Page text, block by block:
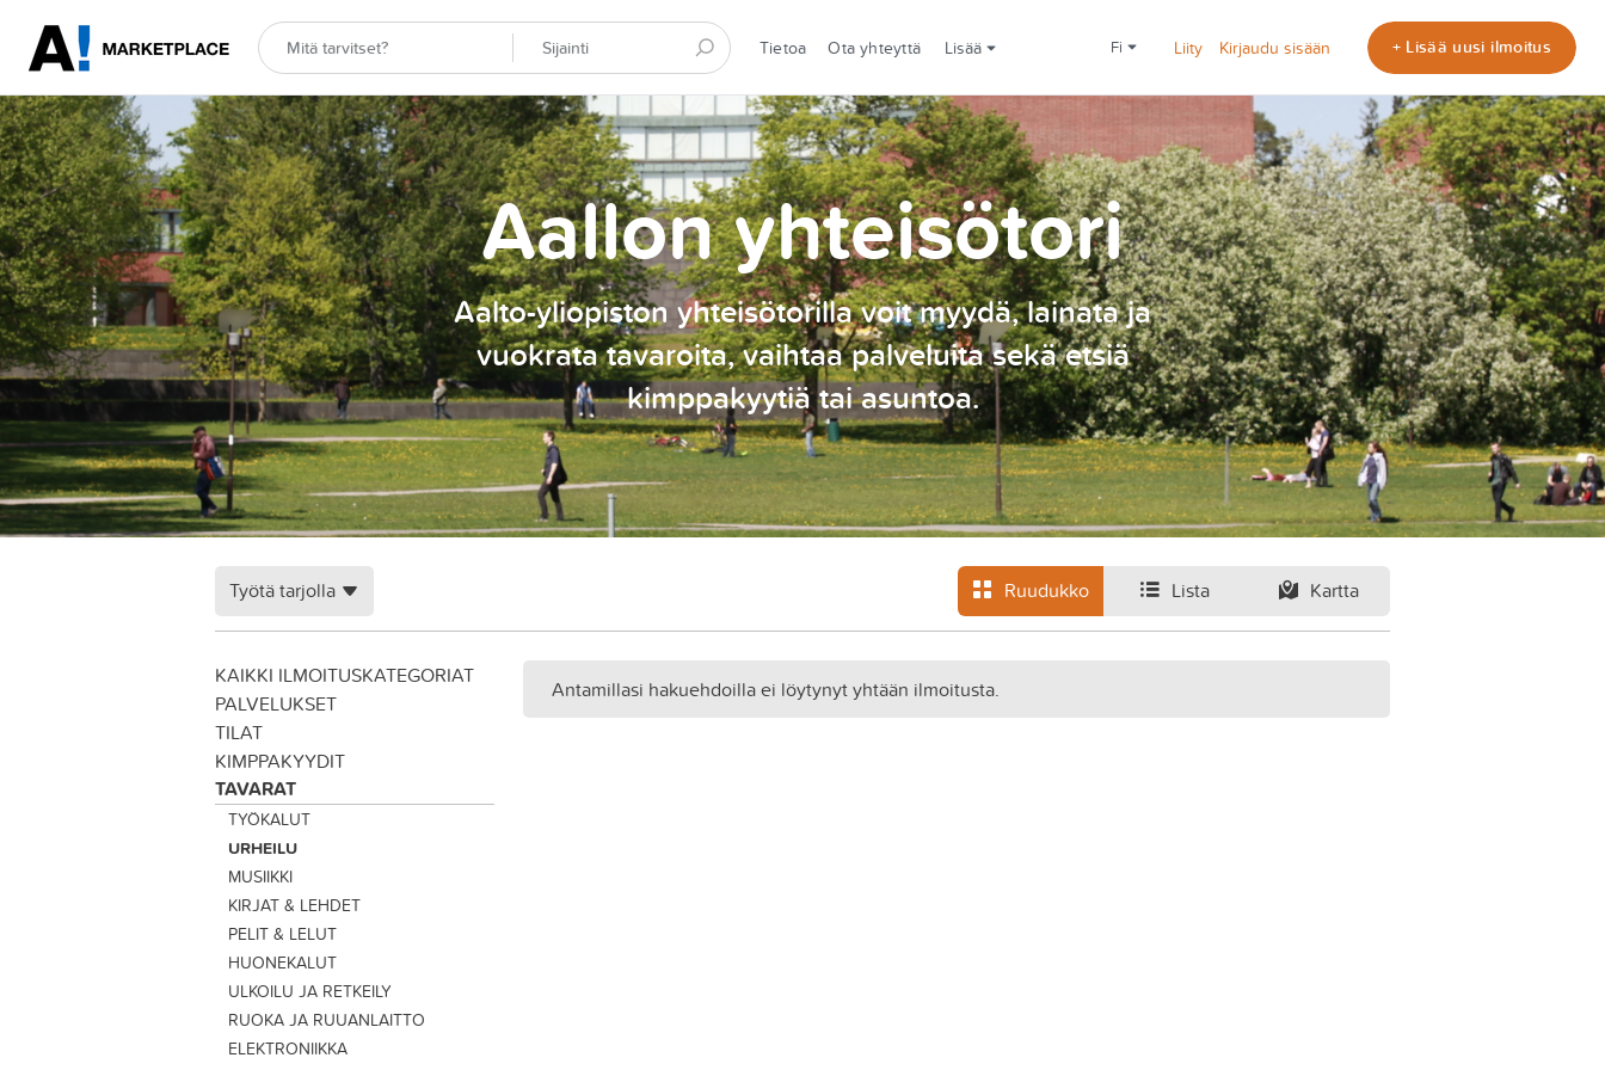
Tietoa Ota yhteyttä Lisää fi Liity Kirjaudu sisään + Lisää uusi ilmoitus
Aallon yhteisötori
Aalto-yliopiston yhteisötorilla voit myydä, lainata ja
vuokrata tavaroita, vaihtaa palveluita sekä etsiä
kimppakyytiä tai asuntoa.
Ruudukko Lista Kartta
Työtä tarjolla
KAIKKI ILMOITUSKATEGORIAT
PALVELUKSET
TILAT
KIMPPAKYYDIT
TAVARAT
TYÖKALUT
URHEILU
MUSIIKKI
KIRJAT & LEHDET
PELIT & LELUT
HUONEKALUT
ULKOILU JA RETKEILY
RUOKA JA RUUANLAITTO
ELEKTRONIIKKA
Antamillasi hakuehdoilla ei löytynyt yhtään ilmoitusta.